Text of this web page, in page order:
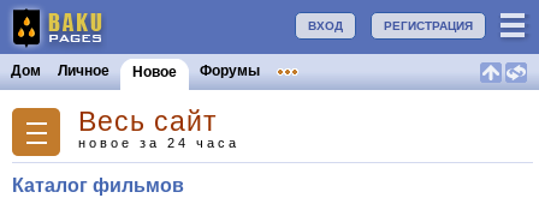
РЕГИСТРАЦИЯ
ВХОД
Дом Личное Новое Форумы
Весь сайт
новое за 24 часа
Каталог фильмов